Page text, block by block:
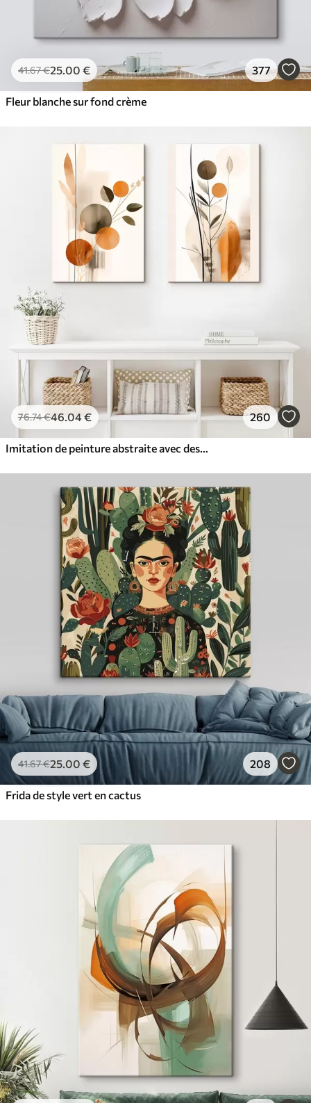
41.67€25.00 € 377
Fleur blanche sur fond crème
76.74€46.04€ 260
Imitation de peinture abstraite avec des cercles orange et gris, des feuilles et des branches, style moderne, effet aquarelle
41.67€25.00 € 208
Frida de style vert en cactus